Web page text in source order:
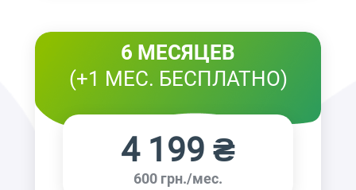
6 МЕСЯЦЕВ
(+1 МЕС. БЕСПЛАТНО)
4 199 ₴
600 грн./мес.